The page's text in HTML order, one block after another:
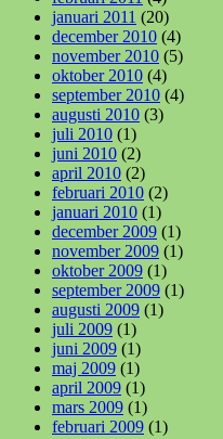
januari 2011 (20)
december 2010 (4)
november 2010 (5)
oktober 2010 (4)
september 2010 (4)
augusti 2010 (3)
juli 2010 (1)
juni 2010 (2)
april 2010 (2)
februari 2010 (2)
januari 2010 (1)
december 2009 (1)
november 2009 (1)
oktober 2009 (1)
september 2009 (1)
augusti 2009 (1)
juli 2009 (1)
juni 2009 (1)
maj 2009 (1)
april 2009 (1)
mars 2009 (1)
februari 2009 (1)